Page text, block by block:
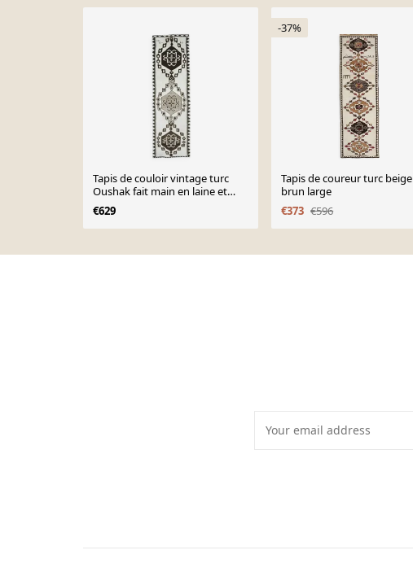
Tapis de couloir vintage turc
Oushak fait main en laine et
coton blanc
€629
-37%
Tapis de coureur turc beige
brun large
€373 €596